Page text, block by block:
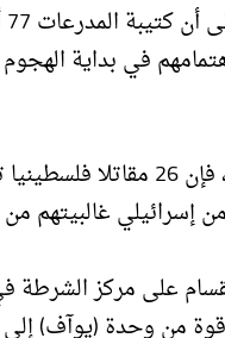
في بداية